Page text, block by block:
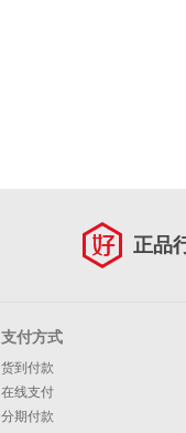
正品
支付方式
货到付款
在线支付
分期付款